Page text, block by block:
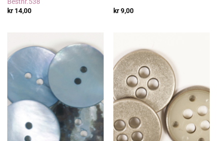
kr14,00 kr9,00